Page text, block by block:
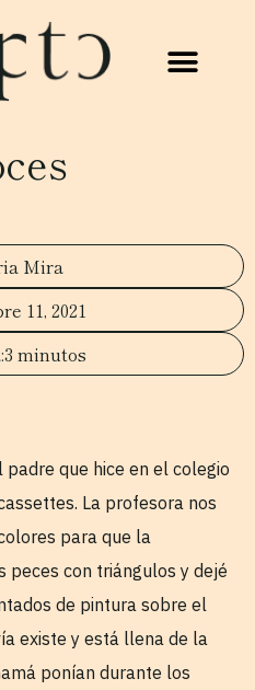
Mira
11, 2021
3 minutos
que hice en el colegio
La profesora nos
para que la
peces con triángulos y dejé
de pintura sobre el
existe y está llena de la
ponían durante los